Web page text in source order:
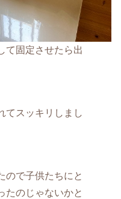
て固定させたら出
てスッキリしまし
ので子供たちにと
たのじゃないかと